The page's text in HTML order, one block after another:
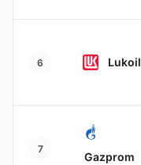
6 Lukoil
7
Gazprom